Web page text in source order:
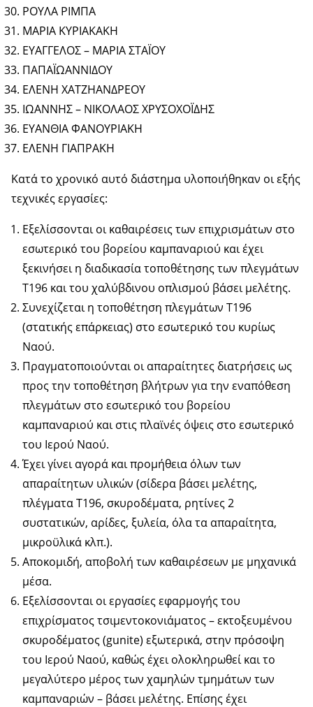
ΡΟΥΛΑ ΡΙΜΠΑ
ΜΑΡΙΑ ΚΥΡΙΑΚΑΚΗ
ΕΥΑΓΓΕΛΟΣ – ΜΑΡΙΑ ΣΤΑΪΟΥ
ΠΑΠΑΪΩΑΝΝΙΔΟΥ
ΕΛΕΝΗ ΧΑΤΖΗΑΝΔΡΕΟΥ
ΙΩΑΝΝΗΣ – ΝΙΚΟΛΑΟΣ ΧΡΥΣΟΧΟΪΔΗΣ
ΕΥΑΝΘΙΑ ΦΑΝΟΥΡΙΑΚΗ
ΕΛΕΝΗ ΓΙΑΠΡΑΚΗ
Κατά το χρονικό αυτό διάστημα υλοποιήθηκαν οι εξής
τεχνικές εργασίες:
Εξελίσσονται οι καθαιρέσεις των επιχρισμάτων στο
εσωτερικό του βορείου καμπαναριού και έχει
ξεκινήσει η διαδικασία τοποθέτησης των πλεγμάτων
Τ196 και του χαλύβδινου οπλισμού βάσει μελέτης.
Συνεχίζεται η τοποθέτηση πλεγμάτων Τ196
(στατικής επάρκειας) στο εσωτερικό του κυρίως
Ναού.
Πραγματοποιούνται οι απαραίτητες διατρήσεις ως
προς την τοποθέτηση βλήτρων για την εναπόθεση
πλεγμάτων στο εσωτερικό του βορείου
καμπαναριού και στις πλαϊνές όψεις στο εσωτερικό
του Ιερού Ναού.
Έχει γίνει αγορά και προμήθεια όλων των
απαραίτητων υλικών (σίδερα βάσει μελέτης,
πλέγματα Τ196, σκυροδέματα, ρητίνες 2
συστατικών, αρίδες, ξυλεία, όλα τα απαραίτητα,
μικροϋλικά κλπ.).
Αποκομιδή, αποβολή των καθαιρέσεων με μηχανικά
μέσα.
Εξελίσσονται οι εργασίες εφαρμογής του
επιχρίσματος τσιμεντοκονιάματος – εκτοξευμένου
σκυροδέματος (gunite) εξωτερικά, στην πρόσοψη
του Ιερού Ναού, καθώς έχει ολοκληρωθεί και το
μεγαλύτερο μέρος των χαμηλών τμημάτων των
καμπαναριών – βάσει μελέτης. Επίσης έχει